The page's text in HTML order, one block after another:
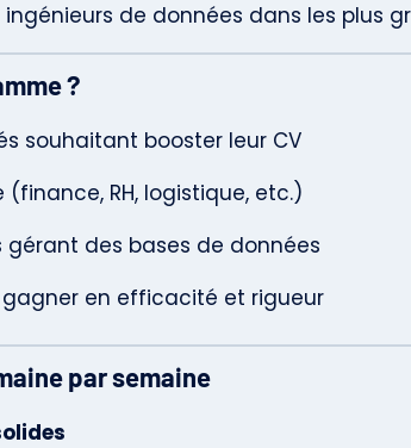
de données dans les plus
?
souhaitant booster leur CV
RH, logistique, etc.)
des bases de données
en efficacité et rigueur
par semaine